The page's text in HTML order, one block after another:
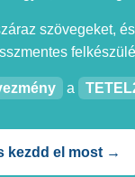
szövegeket,
a
kezdd el most →